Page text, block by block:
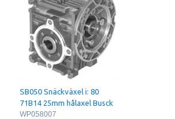
SB050 Snäckväxel i: 80
71B14 25mm hålaxel Busck
WP058007